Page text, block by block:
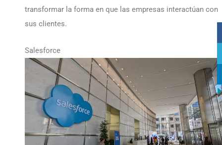
transformar la forma en que las empresas interactúan con
sus clientes.
Salesforce